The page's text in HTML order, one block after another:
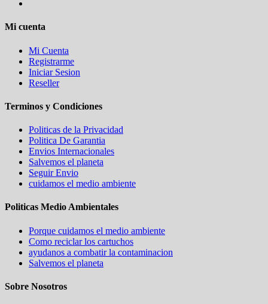
Mi cuenta
Mi Cuenta
Registrarme
Iniciar Sesion
Reseller
Terminos y Condiciones
Politicas de la Privacidad
Politica De Garantia
Envios Internacionales
Salvemos el planeta
Seguir Envio
cuidamos el medio ambiente
Politicas Medio Ambientales
Porque cuidamos el medio ambiente
Como reciclar los cartuchos
ayudanos a combatir la contaminacion
Salvemos el planeta
Sobre Nosotros